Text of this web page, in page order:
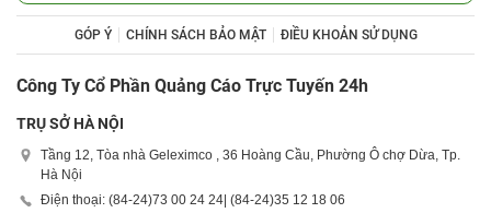
GÓP Ý CHÍNH SÁCH BẢO MẬT ĐIỀU KHOẢN SỬ DỤNG
Công Ty Cổ Phần Quảng Cáo Trực Tuyến 24h
TRỤ SỞ HÀ NỘI
Tầng 12, Tòa nhà Geleximco , 36 Hoàng Cầu, Phường Ô chợ Dừa, Tp.
Hà Nội
Điện thoại: (84-24)73 00 24 24 | (84-24)35 12 18 06